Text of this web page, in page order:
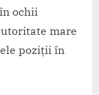
ochii
mare
poziții în